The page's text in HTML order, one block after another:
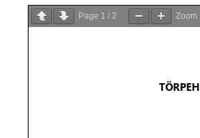
Page 1 / 2 Zoom